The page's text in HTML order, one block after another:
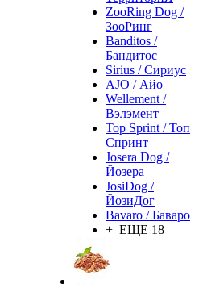
ZooRing Dog /
ЗооРинг
Banditos /
Бандитос
Sirius / Сириус
AJO / Айо
Wellement /
Вэлэмент
Top Sprint / Топ
Спринт
Josera Dog /
Йозера
JosiDog /
ЙозиДог
Bavaro / Баваро
+ ЕЩЕ 18